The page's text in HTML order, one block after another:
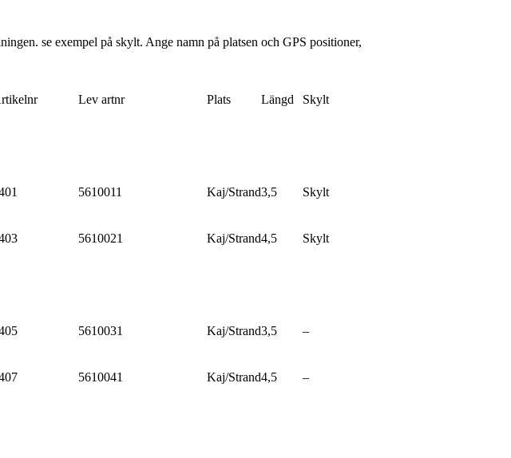
se exempel på skylt. Ange namn på platsen och GPS positioner,
Lev artnr Plats Längd Skylt
5610011 Kaj/Strand3,5 Skylt
5610021 Kaj/Strand4,5 Skylt
5610031 Kaj/Strand3,5 –
5610041 Kaj/Strand4,5 –